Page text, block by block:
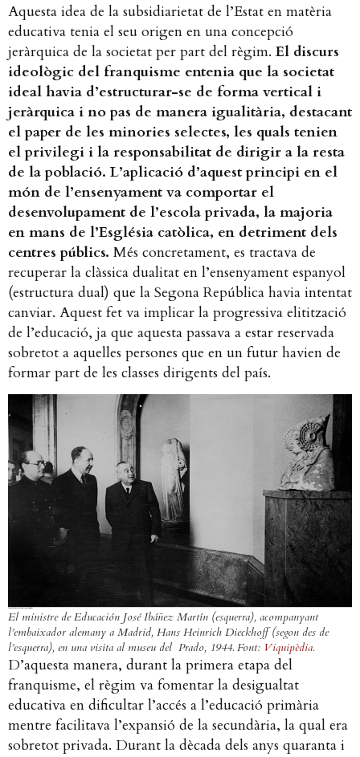
Aquesta idea de la subsidiarietat de l’Estat en matèria
educativa tenia el seu origen en una concepció
jeràrquica de la societat per part del règim.El discurs
ideològic del franquisme entenia que la societat
ideal havia d’estructurar-se de forma vertical i
jeràrquica i no pas de manera igualitària, destacant
el paper de les minories selectes, les quals tenien
el privilegi i la responsabilitat de dirigir a la resta
de la població. L’aplicació d’aquest principi en el
món de l’ensenyament va comportar el
desenvolupament de l’escola privada, la majoria
en mans de l’Església catòlica, en detriment dels
centres públics. Més concretament, es tractava de
recuperar la clàssica dualitat en l’ensenyament espanyol
(estructura dual) que la Segona República havia intentat
canviar. Aquest fet va implicar la progressiva elitització
de l’educació, ja que aquesta passava a estar reservada
sobretot a aquelles persones que en un futur havien de
formar part de les classes dirigents del país.
El ministre de Educación José Ibáñez Martín (esquerra), acompanyant
l’embaixador alemany a Madrid, Hans Heinrich Dieckhoff (segon des de
l’esquerra), en una visita al museu del Prado, 1944. Font: Viquipèdia.
D’aquesta manera, durant la primera etapa del
franquisme, el règim va fomentar la desigualtat
educativa en dificultar l’accés a l’educació primària
mentre facilitava l’expansió de la secundària, la qual era
sobretot privada. Durant la dècada dels anys quaranta i